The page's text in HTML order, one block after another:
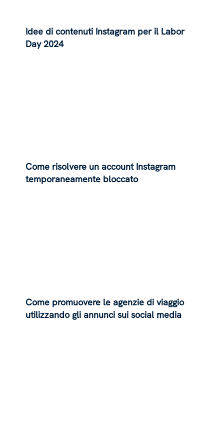
Idee di contenuti Instagram per il Labor
Day 2024
Come risolvere un account Instagram
temporaneamente bloccato
Come promuovere le agenzie di viaggio
utilizzando gli annunci sui social media